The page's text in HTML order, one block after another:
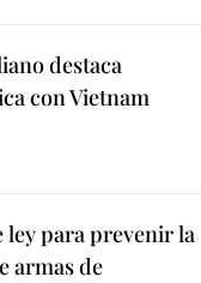
destaca
con Vietnam
ley para prevenir la
armas de